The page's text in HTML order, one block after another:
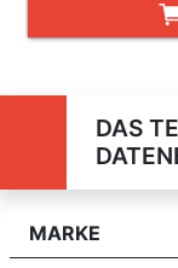
DAS
MARKE